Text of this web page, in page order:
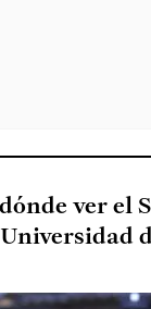
ver el